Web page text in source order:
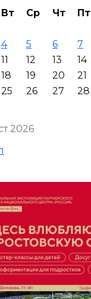
2026
Вт Ср Чт Пт
4 5 6 7
11 12 13 14
18 19 20 21
25 26 27 28